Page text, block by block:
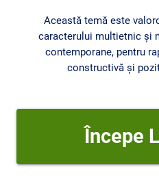
Această temă este
caracterului multietnic şi
contemporane, pentru
constructivă şi
Începe